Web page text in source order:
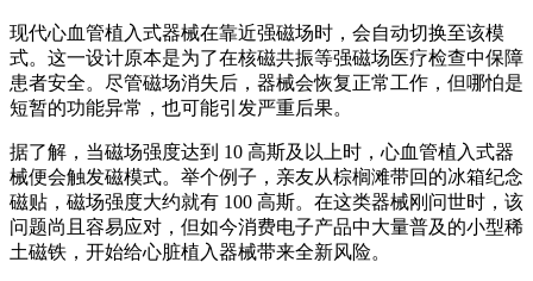
现代心血管植入式器械在靠近强磁场时，会自动切换至该模
式。这一设计原本是为了在核磁共振等强磁场医疗检查中保障
患者安全。尽管磁场消失后，器械会恢复正常工作，但哪怕是
短暂的功能异常，也可能引发严重后果。
据了解，当磁场强度达到 10 高斯及以上时，心血管植入式器
械便会触发磁模式。举个例子，亲友从棕榈滩带回的冰箱纪念
磁贴，磁场强度大约就有 100 高斯。在这类器械刚问世时，该
问题尚且容易应对，但如今消费电子产品中大量普及的小型稀
土磁铁，开始给心脏植入器械带来全新风险。